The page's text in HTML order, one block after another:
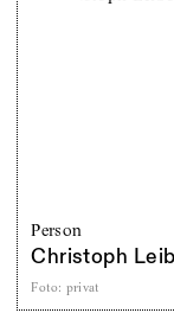
Person
Christoph
Foto: privat